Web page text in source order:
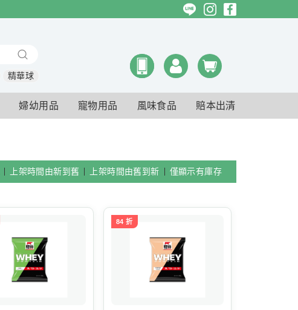
精華球
婦幼用品 寵物用品 風味食品 賠本出清
上架時間由新到舊 上架時間由舊到新 僅顯示有庫存
84 折